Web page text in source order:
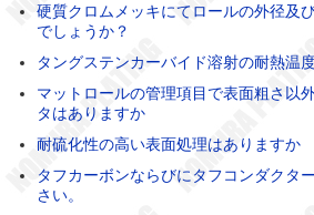
硬質クロムメッキにてロールの外径及
でしょうか？
タングステンカーバイド溶射の耐熱温
マットロールの管理項目で表面粗さ以
タはありますか
耐硫化性の高い表面処理はありますか
タフカーボンならびにタフコンダクタ
さい。